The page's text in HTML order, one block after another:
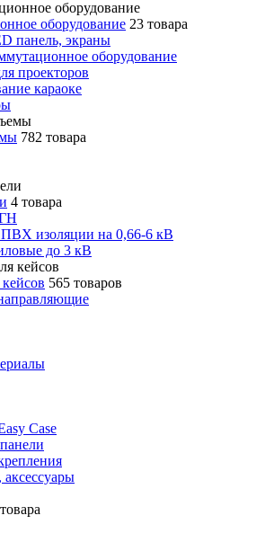
оборудование 23 товара
панель, экраны
оборудование
проекторов
караоке
782 товара
4 товара
изоляции на 0,66-6 кВ
до 3 кВ
565 товаров
Case